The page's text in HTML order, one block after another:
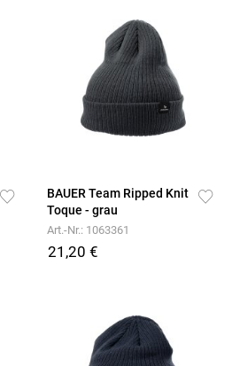
BAUER Team Ripped Knit
Toque - grau
Art.-Nr.: 1063361
21,20 €